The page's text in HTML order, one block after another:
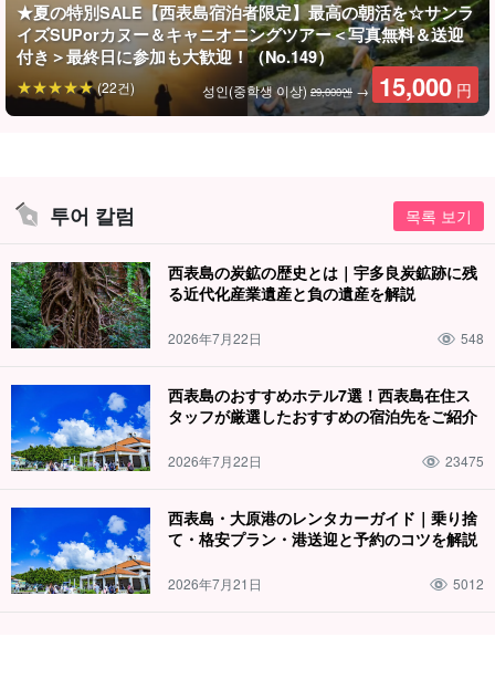
가이드의 든든한 지원으로 안심하고 안전하다!
가이드는 모두수난구조대원 자격를 보유하고 있습니다. 천천히 친
절하게 강의해 드리니 어린아이부터 수영을 잘 못하는 분들도 부담
없이 참여하실 수 있습니다!
★夏の特別SALE【西表島宿泊者限定】最高の朝活を☆サンラ
イズSUPorカヌー＆キャニオニングツアー＜写真無料＆送迎
付き＞最終日に参加も大歓迎！（No.149）
성인(중학생 이상) 29,000엔 → 15,000 円
(22건)
투어 칼럼 목록 보기
西表島の炭鉱の歴史とは｜宇多良炭鉱跡に残
る近代化産業遺産と負の遺産を解説
2026年7月22日 548
西表島のおすすめホテル7選！西表島在住ス
タッフが厳選したおすすめの宿泊先をご紹介
2026年7月22日 23475
西表島・大原港のレンタカーガイド｜乗り捨
て・格安プラン・港送迎と予約のコツを解説
2026年7月21日 5012